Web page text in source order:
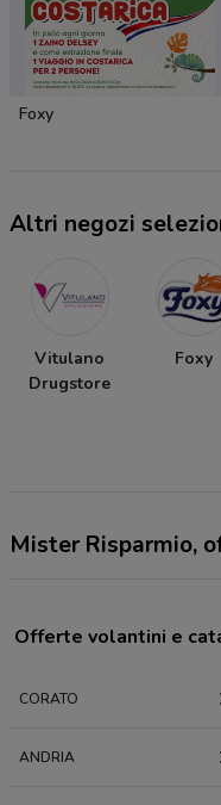
Foxy
Altri negozi
Vitulano
Drugstore
Foxy
Mister Risparmio,
Offerte volantini e
CORATO
ANDRIA